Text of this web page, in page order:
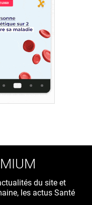
du site et
les actus Santé